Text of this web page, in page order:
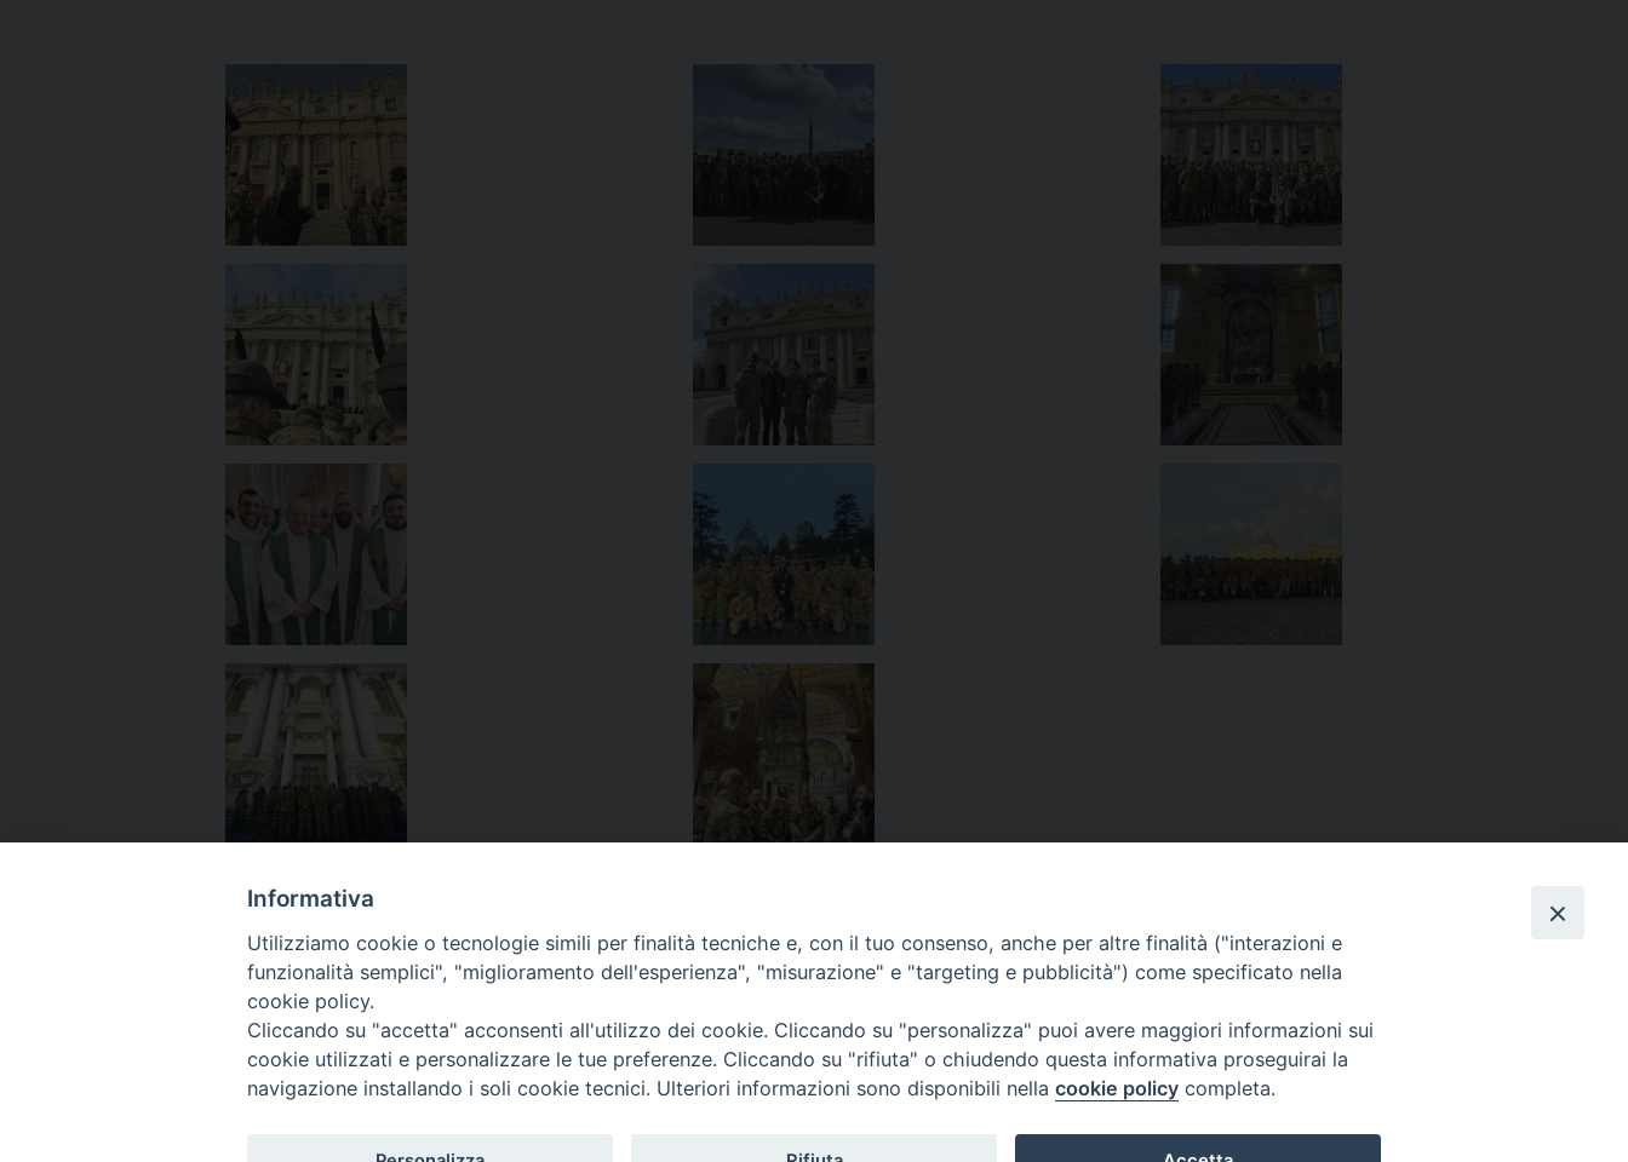
Giubileo – Dalla Nave Rizzo il saluto al Santo Padre
Ordinariato Militare per l'Italia
Informativa
Utilizziamo cookie o tecnologie simili per finalità tecniche e, con il tuo consenso, anche per altre finalità ("interazioni e
funzionalità semplici", "miglioramento dell'esperienza", "misurazione" e "targeting e pubblicità") come specificato nella
cookie policy.
Cliccando su "accetta" acconsenti all'utilizzo dei cookie. Cliccando su "personalizza" puoi avere maggiori informazioni sui
cookie utilizzati e personalizzare le tue preferenze. Cliccando su "rifiuta" o chiudendo questa informativa proseguirai la
navigazione installando i soli cookie tecnici. Ulteriori informazioni sono disponibili nella cookie policy completa.